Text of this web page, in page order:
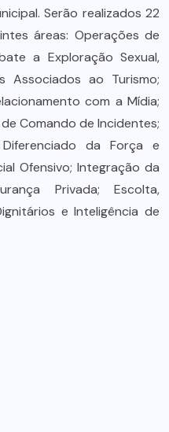
Serão realizados 22
áreas: Operações de
a Exploração Sexual,
Associados ao Turismo;
com a Mídia;
Comando de Incidentes;
da Força e
Ofensivo; Integração da
Privada; Escolta,
e Inteligência de